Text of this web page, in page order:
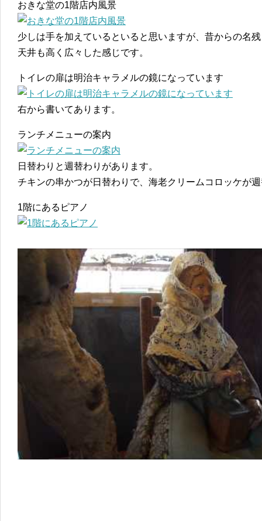
おきな堂の1階店内風景
少しは手を加えているといると思いますが、昔からの名
天井も高く広々した感じです。
トイレの扉は明治キャラメルの鏡になっています
右から書いてあります。
ランチメニューの案内
日替わりと週替わりがあります。
チキンの串かつが日替わりで、海老クリームコロッケが
1階にあるピアノ